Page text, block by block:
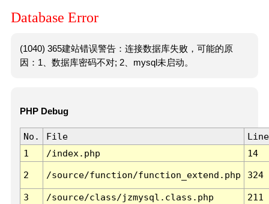
Database Error
(1040) 365建站错误警告：连接数据库失败，可能的原
因：1、数据库密码不对; 2、mysql未启动。
PHP Debug
No. File
Line
1
/index.php 14
2 /source/function/function_extend.php 324
3 /source/class/jzmysql.class.php
211